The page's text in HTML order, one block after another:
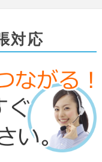
対応